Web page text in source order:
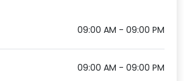
09:00 AM - 09:00 PM
09:00 AM - 09:00 PM